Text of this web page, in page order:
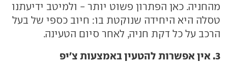
מהחניה. כאן הפתרון פשוט יותר - ולמיטב ידיעתנו
טסלה היא היחידה שנוקטת בו: חיוב כספי של בעל
הרכב על כל דקת חניה, לאחר סיום הטעינה.
3. אין אפשרות להטעין באמצעות צ'יפ